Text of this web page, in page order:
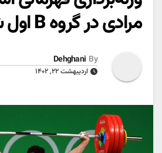
مرادی در گروه B اول شد
By
Dehghani
اردیبهشت ۲۲, ۱۴۰۲